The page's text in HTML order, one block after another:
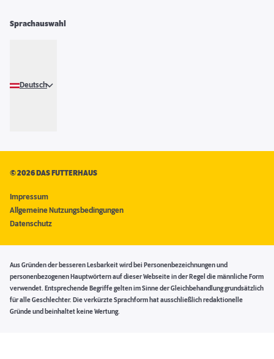
Sprachauswahl
Deutsch
©2026 DAS FUTTERHAUS
Impressum
Allgemeine Nutzungsbedingungen
Datenschutz
Aus Gründen der besseren Lesbarkeit wird bei Personenbezeichnungen und
personenbezogenen Hauptwörtern auf dieser Webseite in der Regel die männliche Form
verwendet. Entsprechende Begriffe gelten im Sinne der Gleichbehandlung grundsätzlich
für alle Geschlechter. Die verkürzte Sprachform hat ausschließlich redaktionelle
Gründe und beinhaltet keine Wertung.